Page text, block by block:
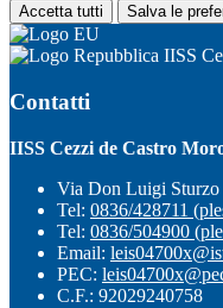
Accetta tutti Salva le
IISS
Contatti
IISS Cezzi de Castro
Via Don Luigi
Tel: 0836/428711
Tel: 0836/504900
Email:
PEC:
C.F.: 92029240758